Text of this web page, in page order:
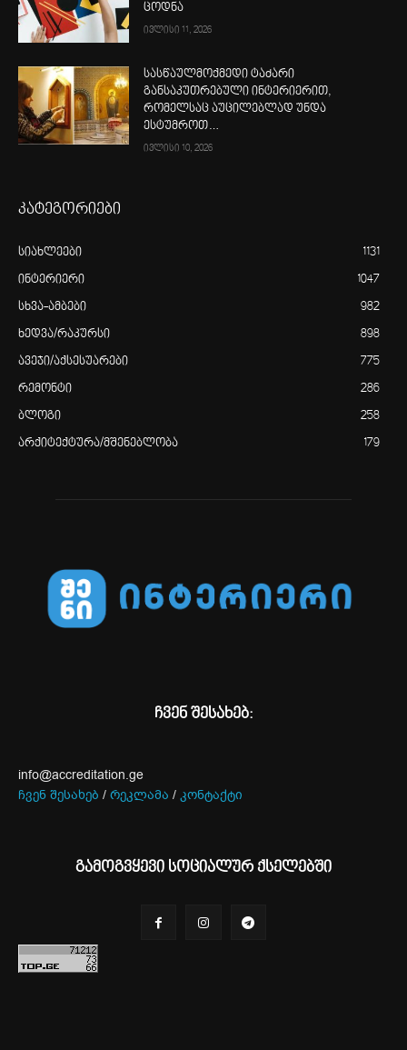
ცოდნა
ივლისი 11, 2026
სასწაულმოქმედი ტაძარი
განსაკუთრებული ინტერიერით,
რომელსაც აუცილებლად უნდა
ესტუმროთ…
ივლისი 10, 2026
კატეგორიები
სიახლეები 1131
ინტერიერი 1047
სხვა-ამბები 982
ხედვა/რაკურსი 898
ავეჯი/აქსესუარები 775
რემონტი 286
ბლოგი 258
არქიტექტურა/მშენებლობა 179
ჩვენ შესახებ:
info@accreditation.ge
ჩვენ შესახებ / რეკლამა / კონტაქტი
გამოგვყევი სოციალურ ქსელებში